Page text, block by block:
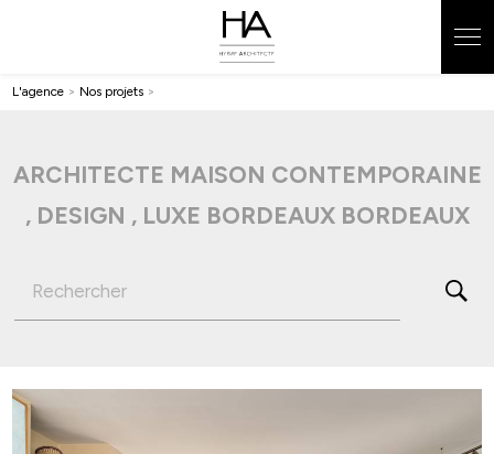
L'agence > Nos projets >
ARCHITECTE MAISON CONTEMPORAINE
, DESIGN , LUXE BORDEAUX BORDEAUX
Rechercher
Panneau de gestion des cookies